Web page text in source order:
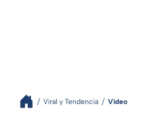
Viral y Tendencia Video